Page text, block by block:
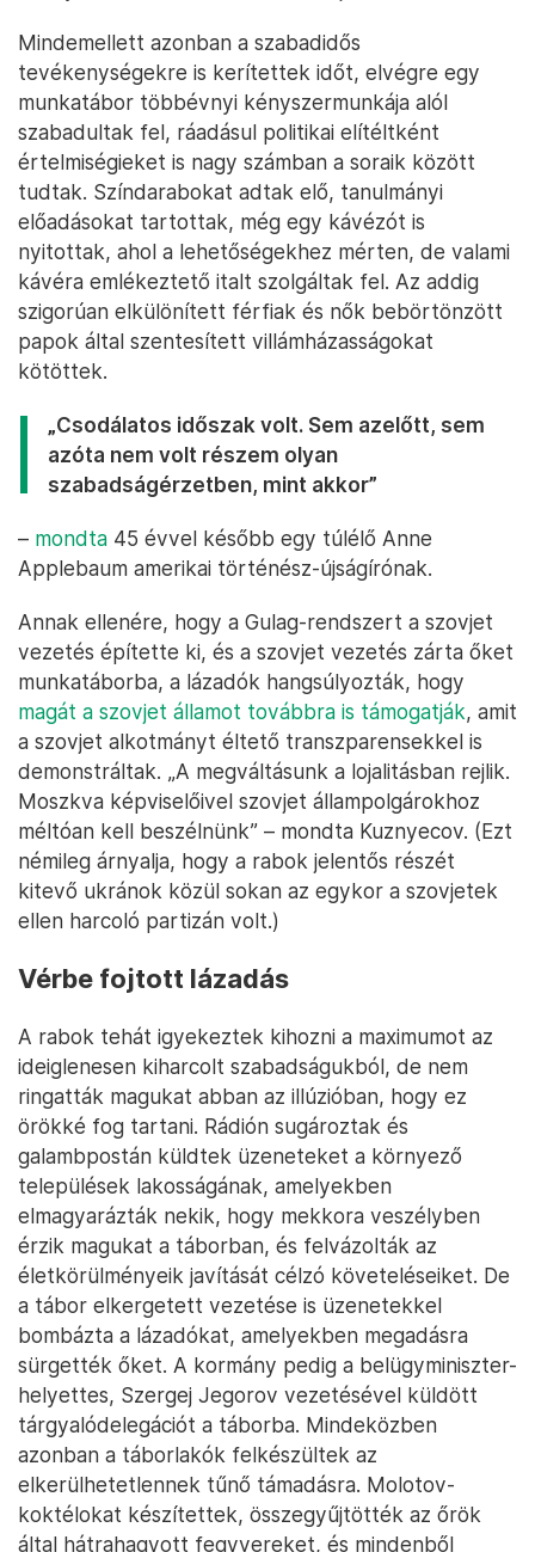
Mindemellett azonban a szabadidős
tevékenységekre is kerítettek időt, elvégre egy
munkatábor többévnyi kényszermunkája alól
szabadultak fel, ráadásul politikai elítéltként
értelmiségieket is nagy számban a soraik között
tudtak. Színdarabokat adtak elő, tanulmányi
előadásokat tartottak, még egy kávézót is
nyitottak, ahol a lehetőségekhez mérten, de valami
kávéra emlékeztető italt szolgáltak fel. Az addig
szigorúan elkülönített férfiak és nők bebörtönzött
papok által szentesített villámházasságokat
kötöttek.
„Csodálatos időszak volt. Sem azelőtt, sem
azóta nem volt részem olyan
szabadságérzetben, mint akkor”
– mondta 45 évvel később egy túlélő Anne
Applebaum amerikai történész-újságírónak.
Annak ellenére, hogy a Gulag-rendszert a szovjet
vezetés építette ki, és a szovjet vezetés zárta őket
munkatáborba, a lázadók hangsúlyozták, hogy
magát a szovjet államot továbbra is támogatják, amit
a szovjet alkotmányt éltető transzparensekkel is
demonstráltak. „A megváltásunk a lojalitásban rejlik.
Moszkva képviselőivel szovjet állampolgárokhoz
méltóan kell beszélnünk” – mondta Kuznyecov. (Ezt
némileg árnyalja, hogy a rabok jelentős részét
kitevő ukránok közül sokan az egykor a szovjetek
ellen harcoló partizán volt.)
Vérbe fojtott lázadás
A rabok tehát igyekeztek kihozni a maximumot az
ideiglenesen kiharcolt szabadságukból, de nem
ringatták magukat abban az illúzióban, hogy ez
örökké fog tartani. Rádión sugároztak és
galambpostán küldtek üzeneteket a környező
települések lakosságának, amelyekben
elmagyarázták nekik, hogy mekkora veszélyben
érzik magukat a táborban, és felvázolták az
életkörülményeik javítását célzó követeléseiket. De
a tábor elkergetett vezetése is üzenetekkel
bombázta a lázadókat, amelyekben megadásra
sürgették őket. A kormány pedig a belügyminiszter-
helyettes, Szergej Jegorov vezetésével küldött
tárgyalódelegációt a táborba. Mindeközben
azonban a táborlakók felkészültek az
elkerülhetetlennek tűnő támadásra. Molotov-
koktélokat készítettek, összegyűjtötték az őrök
által hátrahagyott fegyvereket, és mindenből